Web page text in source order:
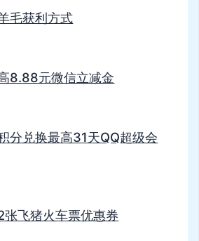
毛获利方式
8.88元微信立减金
分兑换最高31天QQ超级会
飞猪火车票优惠券